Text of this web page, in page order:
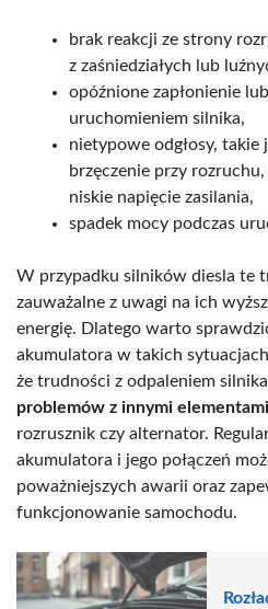
brak reakcji ze strony
z zaśniedziałych lub
opóźnione zapłonienie
uruchomieniem silnika,
nietypowe odgłosy, takie
brzęczenie przy
niskie napięcie zasilania,
spadek mocy podczas
W przypadku silników diesla te
zauważalne z uwagi na ich
energię. Dlatego warto
akumulatora w takich
że trudności z odpaleniem
problemów z innymi
rozrusznik czy alternator.
akumulatora i jego połączeń
poważniejszych awarii oraz
funkcjonowanie samochodu.